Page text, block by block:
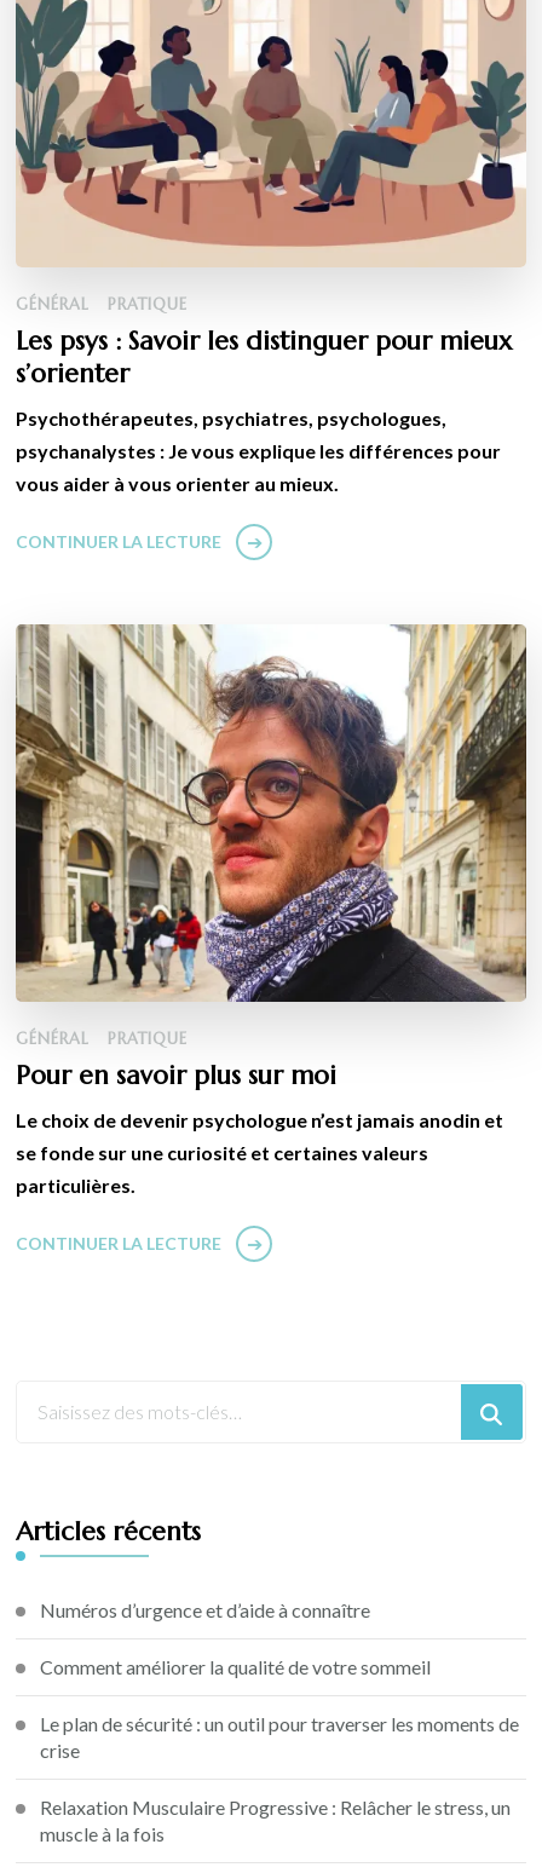
GÉNÉRAL PRATIQUE
Les psys : Savoir les distinguer pour mieux
s’orienter
Psychothérapeutes, psychiatres, psychologues,
psychanalystes : Je vous explique les différences pour
vous aider à vous orienter au mieux.
CONTINUER LA LECTURE
GÉNÉRAL PRATIQUE
Pour en savoir plus sur moi
Le choix de devenir psychologue n’est jamais anodin et
se fonde sur une curiosité et certaines valeurs
particulières.
CONTINUER LA LECTURE
Articles récents
Numéros d’urgence et d’aide à connaître
Comment améliorer la qualité de votre sommeil
Le plan de sécurité : un outil pour traverser les moments de
crise
Relaxation Musculaire Progressive : Relâcher le stress, un
muscle à la fois